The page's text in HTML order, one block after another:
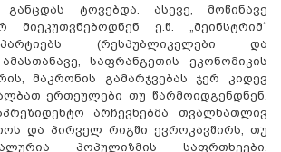
განცდას ტოვებდა. ასევე, მოწინავე
მიეკუთვნებოდნენ ე.წ. „მეინსტრიმ“
(რესპუბლიკელები და
საფრანგეთის ეკონომიკის
მაკრონის გამარჯვებას ჯერ კიდევ
ერთეულები თუ წარმოიდგენდნენ.
არჩევნებმა თვალნათლივ
და პირველ რიგში ევროკავშირს, თუ
პოპულიზმის საფრთხეები,